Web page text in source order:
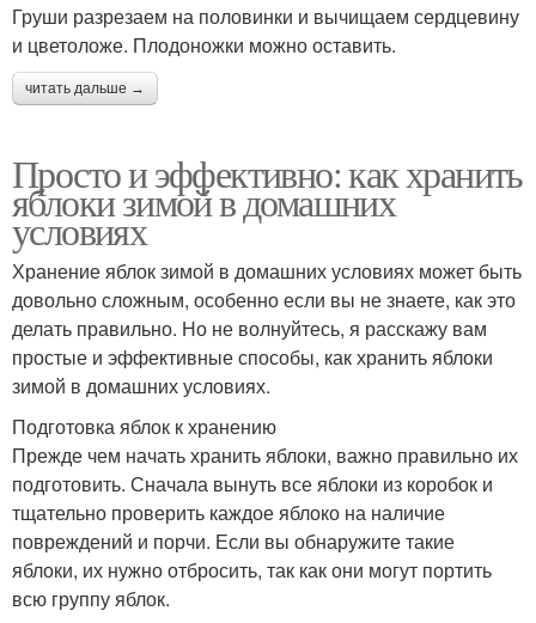
Груши разрезаем на половинки и вычищаем сердцевину
и цветоложе. Плодоножки можно оставить.
читать дальше →
Просто и эффективно: как хранить
яблоки зимой в домашних
условиях
Хранение яблок зимой в домашних условиях может быть
довольно сложным, особенно если вы не знаете, как это
делать правильно. Но не волнуйтесь, я расскажу вам
простые и эффективные способы, как хранить яблоки
зимой в домашних условиях.
Подготовка яблок к хранению
Прежде чем начать хранить яблоки, важно правильно их
подготовить. Сначала вынуть все яблоки из коробок и
тщательно проверить каждое яблоко на наличие
повреждений и порчи. Если вы обнаружите такие
яблоки, их нужно отбросить, так как они могут портить
всю группу яблок.